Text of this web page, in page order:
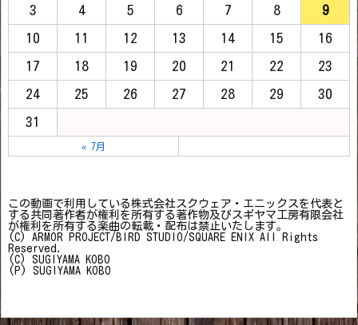
3 4 5 6 7 8 9
10 11 12 13 14 15 16
17 18 19 20 21 22 23
24 25 26 27 28 29 30
31
« 7月
この動画で利用している株式会社スクウェア・エニックスを代表と
する共同著作者が権利を所有する著作物及びスギヤマ工房有限会社
が権利を所有する楽曲の転載・配布は禁止いたします。
(C) ARMOR PROJECT/BIRD STUDIO/SQUARE ENIX All Rights
Reserved.
(C) SUGIYAMA KOBO
(P) SUGIYAMA KOBO